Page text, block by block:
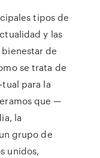
tipos de
y las
de
se trata de
para la
que —
la
grupo de
unidos,